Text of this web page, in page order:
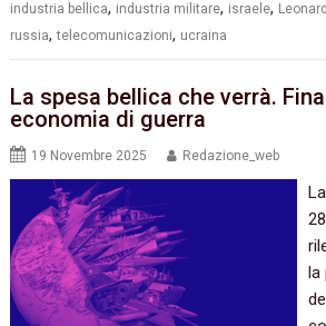
industria bellica, industria militare, israele,
russia,telecomunicazioni, ucraina
La spesa bellica che verrà.
economia di guerra
19 Novembre 2025 Redazione_web
la